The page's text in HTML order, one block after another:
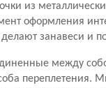
из
оформления
занавеси и
между
переплетения.